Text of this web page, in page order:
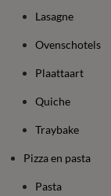
Lasagne
Ovenschotels
Plaattaart
Quiche
Traybake
Pizza en pasta
Pasta